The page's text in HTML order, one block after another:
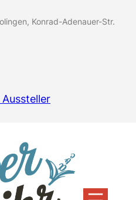
Konrad-Adenauer-Str.